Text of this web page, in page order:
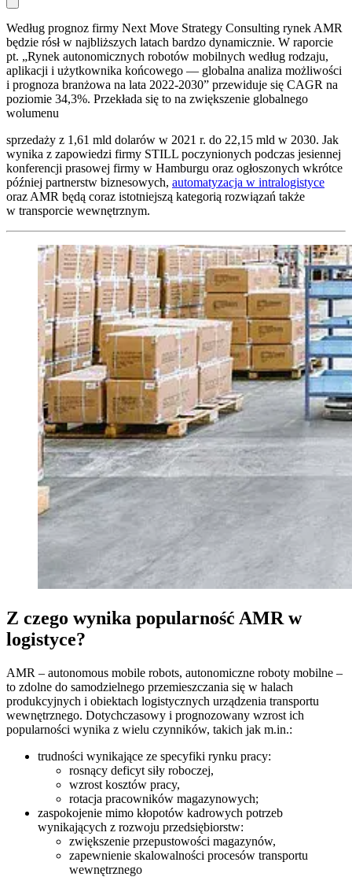
Według prognoz firmy Next Move Strategy Consulting rynek AMR
będzie rósł w najbliższych latach bardzo dynamicznie. W raporcie
pt. „Rynek autonomicznych robotów mobilnych według rodzaju,
aplikacji i użytkownika końcowego — globalna analiza możliwości
i prognoza branżowa na lata 2022-2030” przewiduje się CAGR na
poziomie 34,3%. Przekłada się to na zwiększenie globalnego
wolumenu
sprzedaży z 1,61 mld dolarów w 2021 r. do 22,15 mld w 2030. Jak
wynika z zapowiedzi firmy STILL poczynionych podczas jesiennej
konferencji prasowej firmy w Hamburgu oraz ogłoszonych wkrótce
później partnerstw biznesowych, automatyzacja w intralogistyce
oraz AMR będą coraz istotniejszą kategorią rozwiązań także
w transporcie wewnętrznym.
Z czego wynika popularność AMR w
logistyce?
AMR – autonomous mobile robots, autonomiczne roboty mobilne –
to zdolne do samodzielnego przemieszczania się w halach
produkcyjnych i obiektach logistycznych urządzenia transportu
wewnętrznego. Dotychczasowy i prognozowany wzrost ich
popularności wynika z wielu czynników, takich jak m.in.:
trudności wynikające ze specyfiki rynku pracy:
rosnący deficyt siły roboczej,
wzrost kosztów pracy,
rotacja pracowników magazynowych;
zaspokojenie mimo kłopotów kadrowych potrzeb
wynikających z rozwoju przedsiębiorstw:
zwiększenie przepustowości magazynów,
zapewnienie skalowalności procesów transportu
wewnętrznego